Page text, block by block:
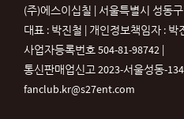
(주)에스이십칠 | 서울특별시 성동
대표 : 박진철 | 개인정보책임자 : 박
사업자등록번호 504-81-98742 |
통신판매업신고 2023-서울성동-
fanclub.kr@s27ent.com